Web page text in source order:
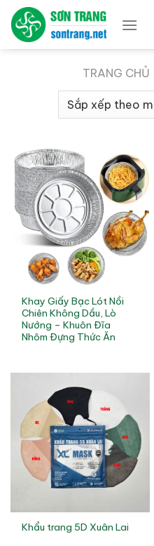
qua
TRANG CHỦ
Khay Giấy Bạc Lót Nồi
Chiên Không Dầu, Lò
Nướng – Khuôn Đĩa
Nhôm Đựng Thức Ăn
Khẩu trang 5D Xuân Lai